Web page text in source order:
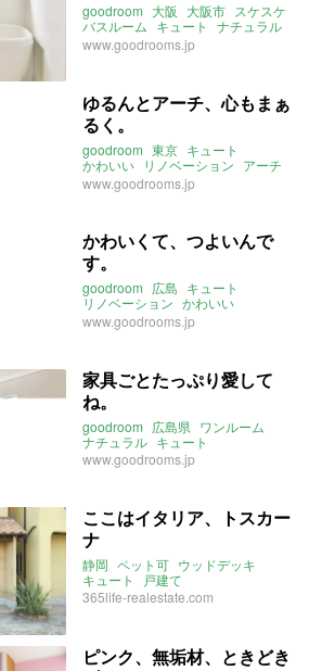
goodroom 大阪 大阪市 スケスケ
バスルーム キュート
ナチュラル
ペット
www.goodrooms.jp
ゆるんとアーチ、心もまぁ
るく。
goodroom 東京 キュート
かわいい リノベーション アーチ
練馬区
www.goodrooms.jp
かわいくて、つよいんで
す。
goodroom 広島 キュート
リノベーション かわいい
ストーリー
www.goodrooms.jp
家具ごとたっぷり愛して
ね。
goodroom 広島県 ワンルーム
ナチュラル キュート
www.goodrooms.jp
ここはイタリア、トスカー
ナ
静岡 ペット可 ウッドデッキ
キュート
戸建て
365life-realestate.com
ピンク、無垢材、ときどき